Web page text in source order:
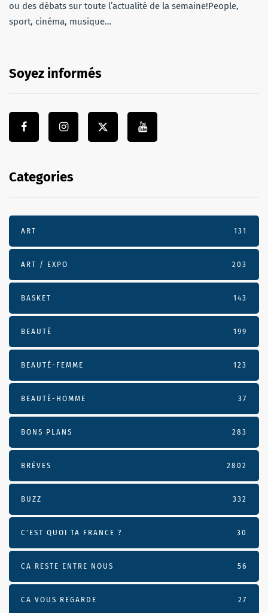
ou des débats sur toute l’actualité de la semaine!People,
sport, cinéma, musique…
Soyez informés
Categories
ART 131
ART / EXPO 203
BASKET 143
BEAUTÉ 199
BEAUTÉ-FEMME 123
BEAUTÉ-HOMME 37
BONS PLANS 283
BRÈVES 2802
BUZZ 332
C'EST QUOI TA FRANCE ? 30
CA RESTE ENTRE NOUS 56
CA VOUS REGARDE 27